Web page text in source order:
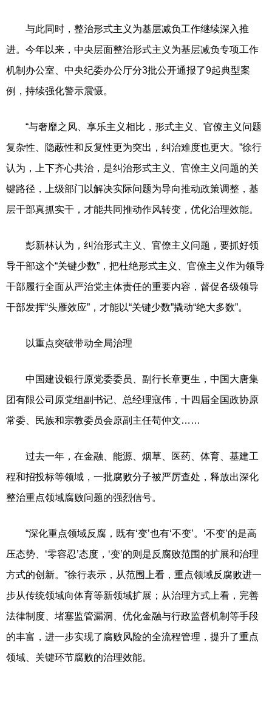
与此同时，整治形式主义为基层减负工作继续深入推
进。今年以来，中央层面整治形式主义为基层减负专项工作
机制办公室、中央纪委办公厅分3批公开通报了9起典型案
例，持续强化警示震慑。
“与奢靡之风、享乐主义相比，形式主义、官僚主义问题
复杂性、隐蔽性和反复性更为突出，纠治难度也更大。”徐行
认为，上下齐心共治，是纠治形式主义、官僚主义问题的关
键路径，上级部门以解决实际问题为导向推动政策调整，基
层干部真抓实干，才能共同推动作风转变，优化治理效能。
彭新林认为，纠治形式主义、官僚主义问题，要抓好领
导干部这个“关键少数”，把杜绝形式主义、官僚主义作为领导
干部履行全面从严治党主体责任的重要内容，督促各级领导
干部发挥“头雁效应”，才能以“关键少数”撬动“绝大多数”。
以重点突破带动全局治理
中国建设银行原党委委员、副行长章更生，中国大唐集
团有限公司原党组副书记、总经理寇伟，十四届全国政协原
常委、民族和宗教委员会原副主任苟仲文……
过去一年，在金融、能源、烟草、医药、体育、基建工
程和招投标等领域，一批腐败分子被严厉查处，释放出深化
整治重点领域腐败问题的强烈信号。
“深化重点领域反腐，既有‘变’也有‘不变’。‘不变’的是高
压态势、‘零容忍’态度，‘变’的则是反腐败范围的扩展和治理
方式的创新。”徐行表示，从范围上看，重点领域反腐败进一
步从传统领域向体育等新领域扩展；从治理方式上看，完善
法律制度、堵塞监管漏洞、优化金融与行政监督机制等手段
的丰富，进一步实现了腐败风险的全流程管理，提升了重点
领域、关键环节腐败的治理效能。